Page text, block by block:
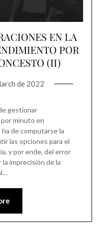
EN LA
POR
(II)
de 2022
gestionar
minuto en
de computarse la
las opciones para el
y por ende, del error
imprecisión de la